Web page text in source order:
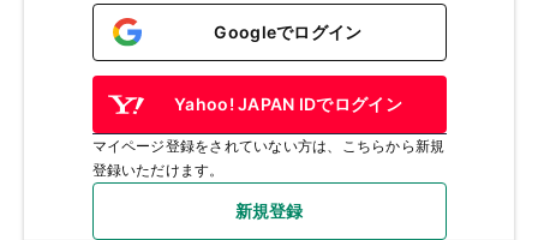
Googleでログイン
Yahoo! JAPAN IDでログイン
マイページ登録をされていない方は、こちらから新規
登録いただけます。
新規登録